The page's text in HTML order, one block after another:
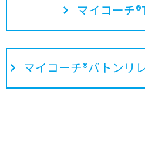
マイコーチ
マイコーチ®バトンリ